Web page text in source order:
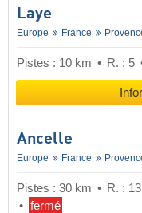
Laye
Europe France
Pistes : 10 km R. : 5
Ancelle
Europe France
Pistes : 30 km R. : 13
fermé